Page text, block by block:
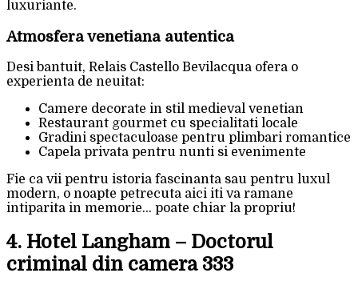
luxuriante.
Atmosfera venetiana autentica
Desi bantuit, Relais Castello Bevilacqua ofera o
experienta de neuitat:
Camere decorate in stil medieval venetian
Restaurant gourmet cu specialitati locale
Gradini spectaculoase pentru plimbari romantice
Capela privata pentru nunti si evenimente
Fie ca vii pentru istoria fascinanta sau pentru luxul
modern, o noapte petrecuta aici iti va ramane
intiparita in memorie… poate chiar la propriu!
4. Hotel Langham – Doctorul
criminal din camera 333